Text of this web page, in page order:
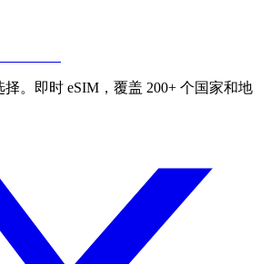
。即时 eSIM，覆盖 200+ 个国家和地